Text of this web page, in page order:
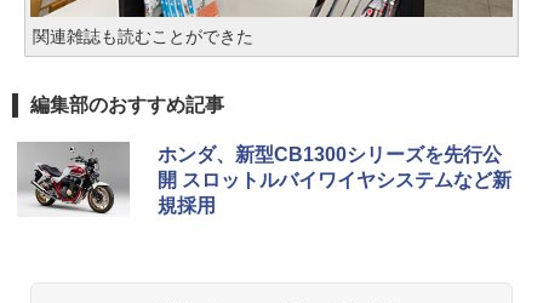
関連雑誌も読むことができた
編集部のおすすめ記事
ホンダ、新型CB1300シリーズを先行公
開 スロットルバイワイヤシステムなど新
規採用